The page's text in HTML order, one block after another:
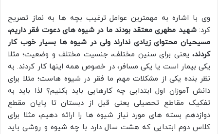
وی با اشاره به مهمترین عوامل ترغیب بچه ها به نماز تصریح
کرد:شهید مطهری معتقد بودند ما در شیوه های دعوت فقر داریم،
مسیحیان محتوای زیادی ندارند ولی در شیوه ها بسیار خوب کار
کردند، یعنی برای سنین مختلف، جنسیت مختلف و وضعیت؛ مثلا
یکی بیمار است یا یکی مسافر، در خصوص همه اینها کار کردند. به
نظر بنده یکی از مشکلات مهم ما فقر در شیوه هاست؛ مثلا برای
دانش آموزان اول ابتدایی چه کارهایی باید بکنیم؟ لذا باید به
تفکیک مقاطع تحصیلی یعنی قبل از دبستان تا پایان مقطع
دوازدهم بسته های مورد نیاز شیوه ها را ارائه دهیم، مثلا برای
کلاس دوم ابتدایی که هشت سال دارد با چه شیوه و روشی باید